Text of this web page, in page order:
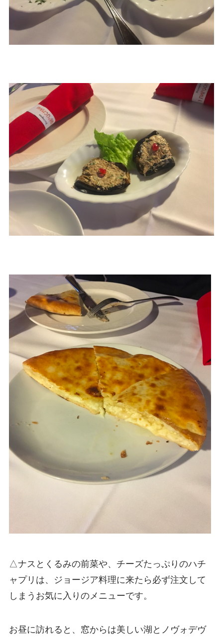
△ナスとくるみの前菜や、チーズたっぷりのハチ
ャプリは、ジョージア料理に来たら必ず注文して
しまうお気に入りのメニューです。
お昼に訪れると、窓からは美しい湖とノヴォデヴ